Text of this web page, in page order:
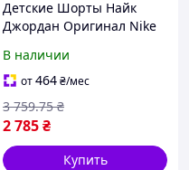
Детские Шорты Найк
Джордан Оригинал Nike
95D313-E2E
В наличии
от464₴/мес
2 785₴
3 759.75 ₴
Купить